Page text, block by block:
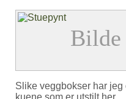
Slike veggbokser har
kuene som er utstilt her.